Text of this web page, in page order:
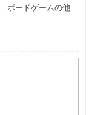
ボードゲームの他